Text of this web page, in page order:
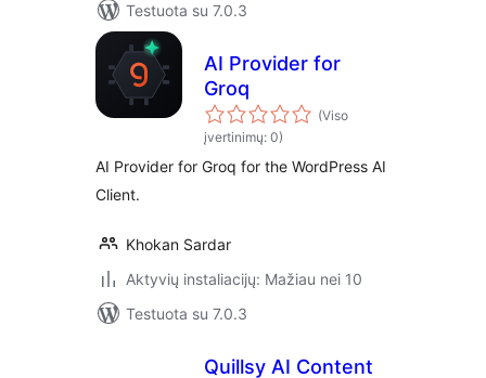
Testuota su 7.0.3
AI Provider for
Groq
(Viso
įvertinimų: 0)
AI Provider for Groq for the WordPress AI
Client.
Khokan Sardar
Aktyvių instaliacijų: Mažiau nei 10
Testuota su 7.0.3
Quillsy AI Content